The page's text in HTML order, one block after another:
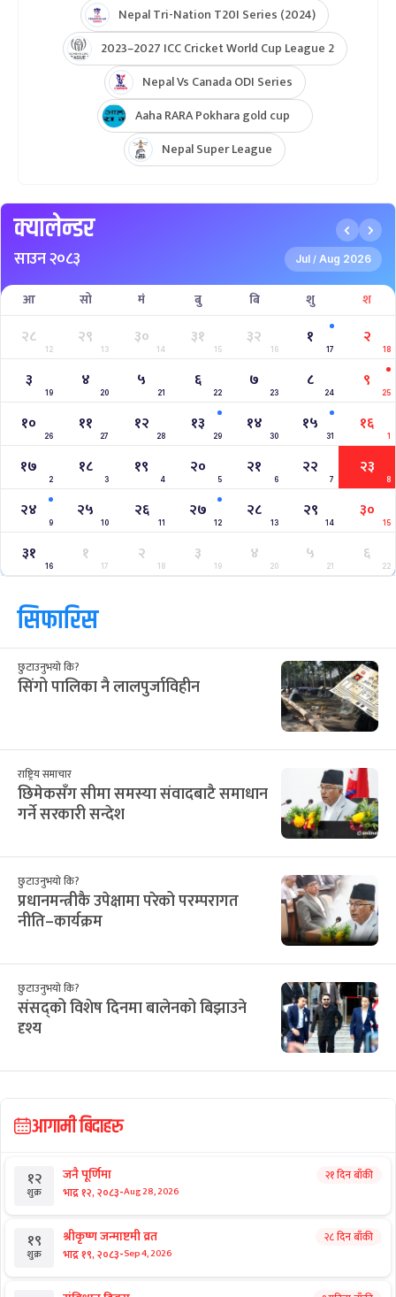
Nepal Tri-Nation T20I Series (2024)
2023–2027 ICC Cricket World Cup League 2
Nepal Vs Canada ODI Series
Aaha RARA Pokhara gold cup
Nepal Super League
क्यालेन्डर
साउन २०८३ Jul / Aug 2026
आ सो मं बु बि शु श
२८
12
२९
13
३०
14
३१
15
३२
16
१
17
२
18
३
19
४
20
५
21
६
22
७
23
८
24
९
25
१०
26
११
27
१२
28
१३
29
१४
30
१५
31
१६
1
१७
2
१८
3
१९
4
२०
5
२१
6
२२
7
२३
8
२४
9
२५
10
२६
11
२७
12
२८
13
२९
14
३०
15
३१
16
१
17
२
18
३
19
४
20
५
21
६
22
सिफारिस
छुटाउनुभयो कि?
सिंगो पालिका नै लालपुर्जाविहीन
राष्ट्रिय समाचार
छिमेकसँग सीमा समस्या संवादबाटै समाधान
गर्ने सरकारी सन्देश
छुटाउनुभयो कि?
प्रधानमन्त्रीकै उपेक्षामा परेको परम्परागत
नीति–कार्यक्रम
छुटाउनुभयो कि?
संसद्को विशेष दिनमा बालेनको बिझाउने
दृश्य
आगामी बिदाहरु
१२
शुक्र
जनै पूर्णिमा
भाद्र १२, २०८३-Aug 28, 2026
२१ दिन बाँकी
१९
शुक्र
श्रीकृष्ण जन्माष्टमी व्रत
भाद्र १९, २०८३-Sep 4, 2026
२८ दिन बाँकी